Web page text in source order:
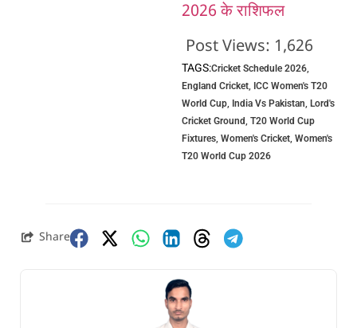
2026 के राशिफल
Post Views: 1,626
TAGS:Cricket Schedule 2026,
England Cricket, ICC Women's T20
World Cup, India Vs Pakistan, Lord's
Cricket Ground, T20 World Cup
Fixtures, Women's Cricket, Women's
T20 World Cup 2026
Share